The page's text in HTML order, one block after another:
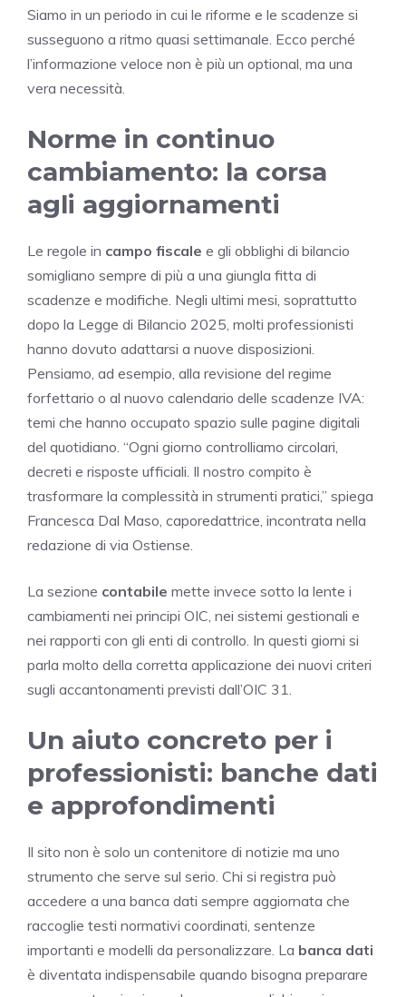
Siamo in un periodo in cui le riforme e le scadenze si
susseguono a ritmo quasi settimanale. Ecco perché
l’informazione veloce non è più un optional, ma una
vera necessità.
Norme in continuo
cambiamento: la corsa
agli aggiornamenti
Le regole in campo fiscale e gli obblighi di bilancio
somigliano sempre di più a una giungla fitta di
scadenze e modifiche. Negli ultimi mesi, soprattutto
dopo la Legge di Bilancio 2025, molti professionisti
hanno dovuto adattarsi a nuove disposizioni.
Pensiamo, ad esempio, alla revisione del regime
forfettario o al nuovo calendario delle scadenze IVA:
temi che hanno occupato spazio sulle pagine digitali
del quotidiano. “Ogni giorno controlliamo circolari,
decreti e risposte ufficiali. Il nostro compito è
trasformare la complessità in strumenti pratici,” spiega
Francesca Dal Maso, caporedattrice, incontrata nella
redazione di via Ostiense.
La sezione contabile mette invece sotto la lente i
cambiamenti nei principi OIC, nei sistemi gestionali e
nei rapporti con gli enti di controllo. In questi giorni si
parla molto della corretta applicazione dei nuovi criteri
sugli accantonamenti previsti dall’OIC 31.
Un aiuto concreto per i
professionisti: banche dati
e approfondimenti
Il sito non è solo un contenitore di notizie ma uno
strumento che serve sul serio. Chi si registra può
accedere a una banca dati sempre aggiornata che
raccoglie testi normativi coordinati, sentenze
importanti e modelli da personalizzare. La banca dati
è diventata indispensabile quando bisogna preparare